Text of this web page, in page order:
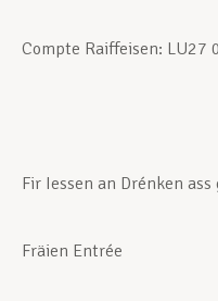
Compte Raiffeisen: LU27
Fir Iessen an Drénken ass
Fräien Entrée